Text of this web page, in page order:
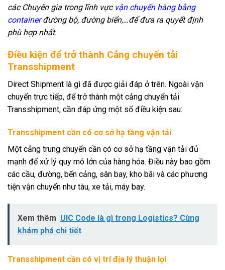
các Chuyên gia trong lĩnh vực vận chuyển hàng bằng
containerđường bộ, đường biển,…để đưa ra quyết định
phù hợp nhất.
Điều kiện để trở thành Cảng chuyển tải
Transshipment
Direct Shipment là gì đã được giải đáp ở trên. Ngoài vận
chuyển trực tiếp, để trở thành một cảng chuyển tải
Transshipment, cần đáp ứng một số điều kiện sau:
Transshipment cần có cơ sở hạ tầng vận tải
Một cảng trung chuyển cần có cơ sở hạ tầng vận tải đủ
mạnh để xử lý quy mô lớn của hàng hóa. Điều này bao gồm
các cầu, đường, bến cảng, sân bay, kho bãi và các phương
tiện vận chuyển như tàu, xe tải, máy bay.
Xem thêm UIC Code là gì trong Logistics? Cùng
khám phá chi tiết
Transshipment cần có vị trí địa lý thuận lợi